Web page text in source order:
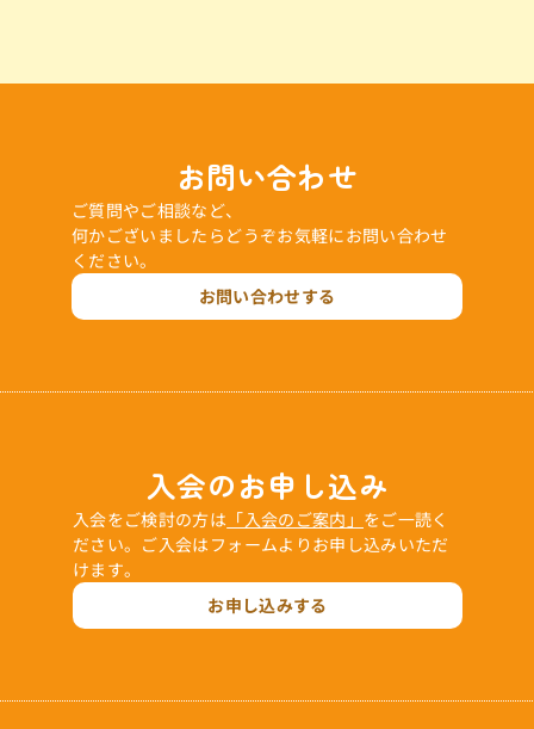
お問い合わせ
ご質問やご相談など、
何かございましたらどうぞお気軽にお問い合わせ
ください。
お問い合わせする
入会のお申し込み
入会をご検討の方は 「入会のご案内」 をご一読く
ださい。ご入会はフォームよりお申し込みいただ
けます。
お申し込みする